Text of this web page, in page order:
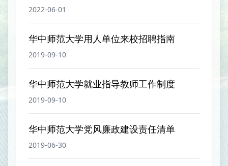
2022-06-01
华中师范大学用人单位来校招聘指南
2019-09-10
华中师范大学就业指导教师工作制度
2019-09-10
华中师范大学党风廉政建设责任清单
2019-06-30